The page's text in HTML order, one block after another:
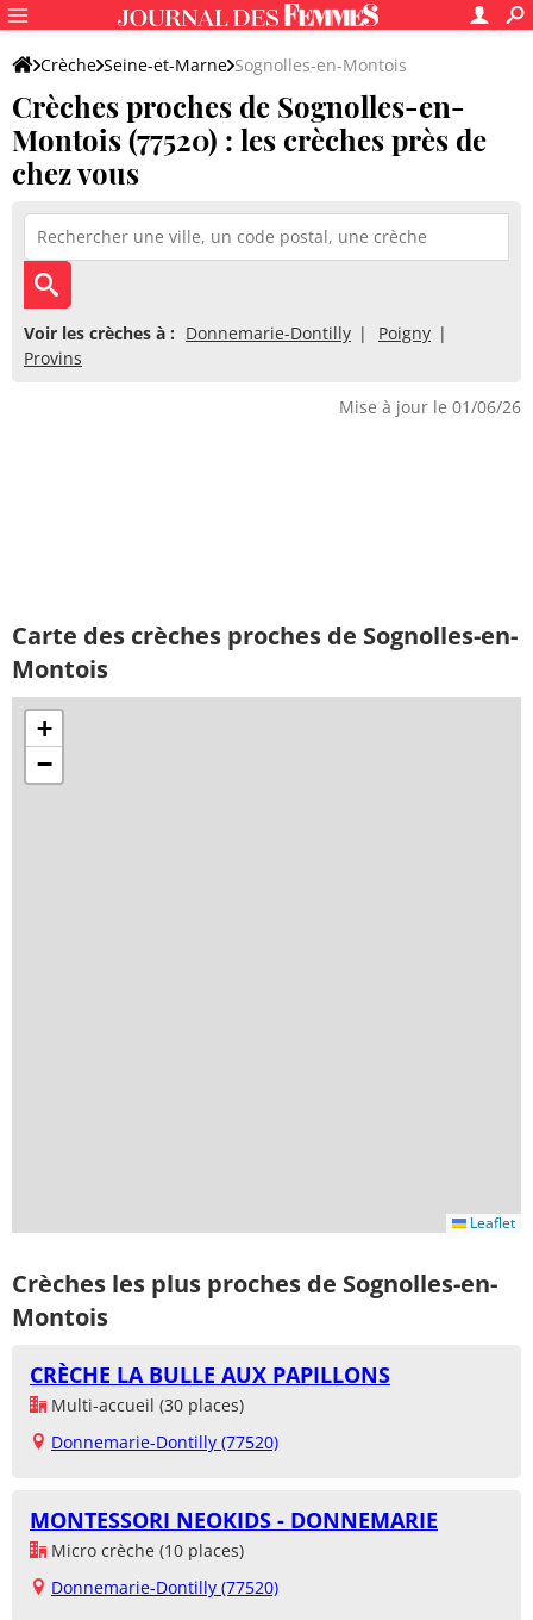
Crèche Seine-et-Marne Sognolles-en-Montois
Crèches proches de Sognolles-en-
Montois (77520) : les crèches près de
chez vous
Voir les crèches à : Donnemarie-Dontilly
Poigny
Provins
Mise à jour le 01/06/26
Carte des crèches proches de Sognolles-en-
Montois
+
−
Leaflet
Crèches les plus proches de Sognolles-en-
Montois
CRÈCHE LA BULLE AUX PAPILLONS
Multi-accueil (30 places)
Donnemarie-Dontilly (77520)
MONTESSORI NEOKIDS - DONNEMARIE
Micro crèche (10 places)
Donnemarie-Dontilly (77520)